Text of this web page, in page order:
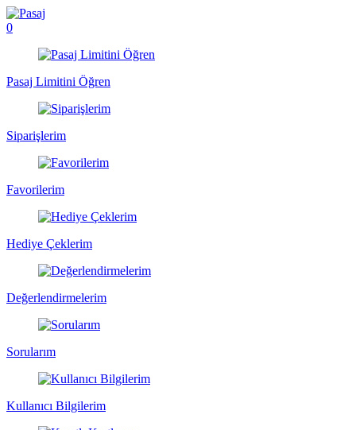
0
Pasaj Limitini Öğren
Siparişlerim
Favorilerim
Hediye Çeklerim
Değerlendirmelerim
Sorularım
Kullanıcı Bilgilerim